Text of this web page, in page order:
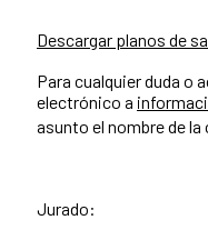
Descargar planos de
Para cualquier duda o
electrónico a
asunto el nombre de
Jurado: